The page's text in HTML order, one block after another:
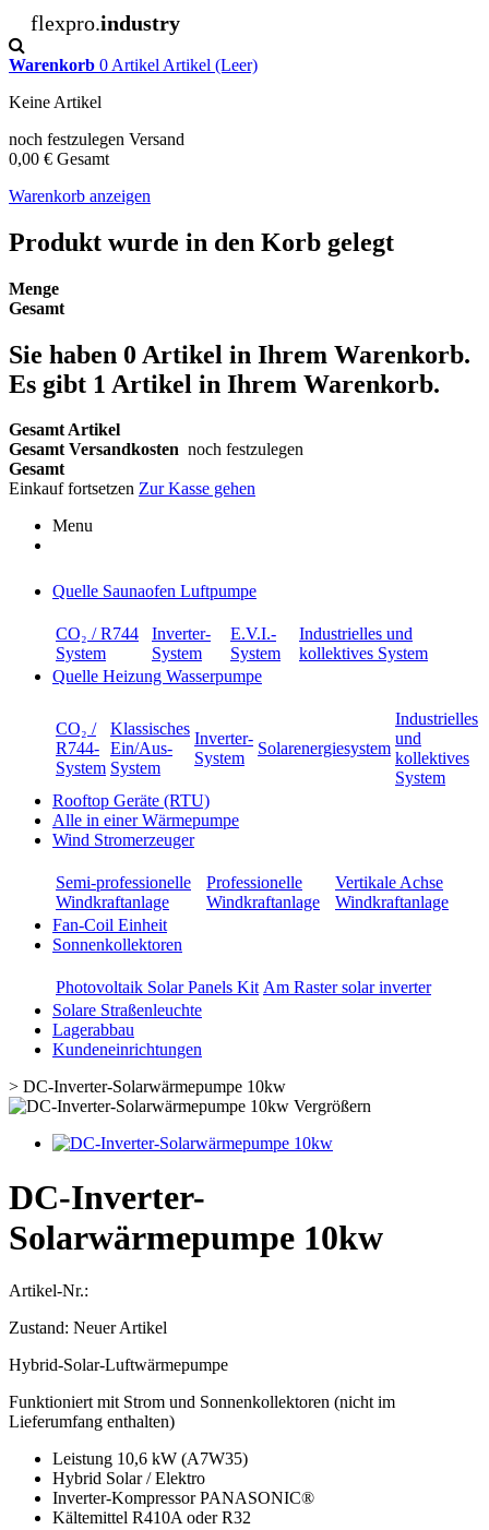
flexpro.industry
Warenkorb 0 Artikel Artikel (Leer)
Keine Artikel
noch festzulegen Versand
0,00 € Gesamt
Warenkorb anzeigen
Produkt wurde in den Korb gelegt
Menge
Gesamt
Sie haben 0 Artikel in Ihrem Warenkorb.
Es gibt 1 Artikel in Ihrem Warenkorb.
Gesamt Artikel
Gesamt Versandkosten noch festzulegen
Gesamt
Einkauf fortsetzen Zur Kasse gehen
Menu
Quelle Saunaofen Luftpumpe
CO₂ / R744
System
Inverter-
System
E.V.I.-
System
Industrielles und
kollektives System
Quelle Heizung Wasserpumpe
CO₂ /
R744-
System
Klassisches
Ein/Aus-
System
Inverter-
System
Solarenergiesystem
Industrielles
und
kollektives
System
Rooftop Geräte (RTU)
Alle in einer Wärmepumpe
Wind Stromerzeuger
Semi-professionelle
Windkraftanlage
Professionelle
Windkraftanlage
Vertikale Achse
Windkraftanlage
Fan-Coil Einheit
Sonnenkollektoren
Photovoltaik Solar Panels Kit Am Raster solar inverter
Solare Straßenleuchte
Lagerabbau
Kundeneinrichtungen
> DC-Inverter-Solarwärmepumpe 10kw
Vergrößern
DC-Inverter-
Solarwärmepumpe 10kw
Artikel-Nr.:
Zustand: Neuer Artikel
Hybrid-Solar-Luftwärmepumpe
Funktioniert mit Strom und Sonnenkollektoren (nicht im
Lieferumfang enthalten)
Leistung 10,6 kW (A7W35)
Hybrid Solar / Elektro
Inverter-Kompressor PANASONIC®
Kältemittel R410A oder R32